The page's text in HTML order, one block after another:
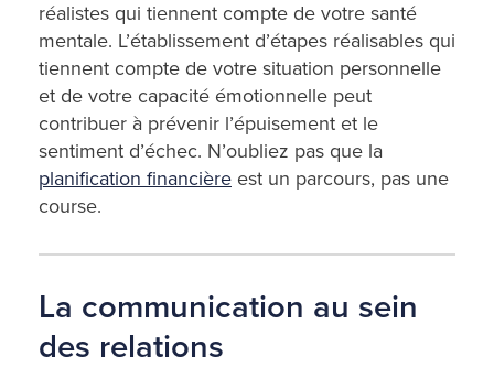
réalistes qui tiennent compte de votre santé
mentale. L’établissement d’étapes réalisables qui
tiennent compte de votre situation personnelle
et de votre capacité émotionnelle peut
contribuer à prévenir l’épuisement et le
sentiment d’échec. N’oubliez pas que la
planification financière est un parcours, pas une
course.
La communication au sein
des relations